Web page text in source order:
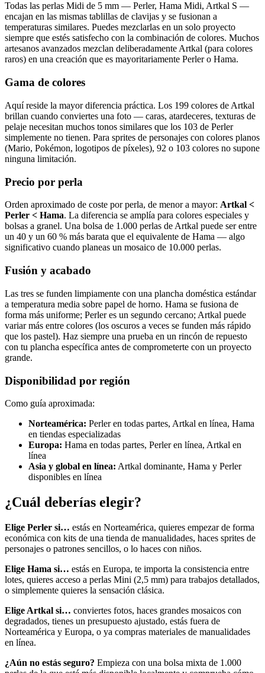
Todas las perlas Midi de 5 mm — Perler, Hama Midi, Artkal S —
encajan en las mismas tablillas de clavijas y se fusionan a
temperaturas similares. Puedes mezclarlas en un solo proyecto
siempre que estés satisfecho con la combinación de colores. Muchos
artesanos avanzados mezclan deliberadamente Artkal (para colores
raros) en una creación que es mayoritariamente Perler o Hama.
Gama de colores
Aquí reside la mayor diferencia práctica. Los 199 colores de Artkal
brillan cuando conviertes una foto — caras, atardeceres, texturas de
pelaje necesitan muchos tonos similares que los 103 de Perler
simplemente no tienen. Para sprites de personajes con colores planos
(Mario, Pokémon, logotipos de píxeles), 92 o 103 colores no supone
ninguna limitación.
Precio por perla
Orden aproximado de coste por perla, de menor a mayor: Artkal <
Perler < Hama. La diferencia se amplía para colores especiales y
bolsas a granel. Una bolsa de 1.000 perlas de Artkal puede ser entre
un 40 y un 60 % más barata que el equivalente de Hama — algo
significativo cuando planeas un mosaico de 10.000 perlas.
Fusión y acabado
Las tres se funden limpiamente con una plancha doméstica estándar
a temperatura media sobre papel de horno. Hama se fusiona de
forma más uniforme; Perler es un segundo cercano; Artkal puede
variar más entre colores (los oscuros a veces se funden más rápido
que los pastel). Haz siempre una prueba en un rincón de repuesto
con tu plancha específica antes de comprometerte con un proyecto
grande.
Disponibilidad por región
Como guía aproximada:
Norteamérica: Perler en todas partes, Artkal en línea, Hama
en tiendas especializadas
Europa: Hama en todas partes, Perler en línea, Artkal en
línea
Asia y global en línea: Artkal dominante, Hama y Perler
disponibles en línea
¿Cuál deberías elegir?
Elige Perler si… estás en Norteamérica, quieres empezar de forma
económica con kits de una tienda de manualidades, haces sprites de
personajes o patrones sencillos, o lo haces con niños.
Elige Hama si… estás en Europa, te importa la consistencia entre
lotes, quieres acceso a perlas Mini (2,5 mm) para trabajos detallados,
o simplemente quieres la sensación clásica.
Elige Artkal si… conviertes fotos, haces grandes mosaicos con
degradados, tienes un presupuesto ajustado, estás fuera de
Norteamérica y Europa, o ya compras materiales de manualidades
en línea.
¿Aún no estás seguro? Empieza con una bolsa mixta de 1.000